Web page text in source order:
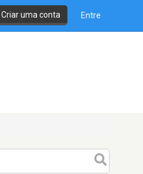
Criar uma conta Entre